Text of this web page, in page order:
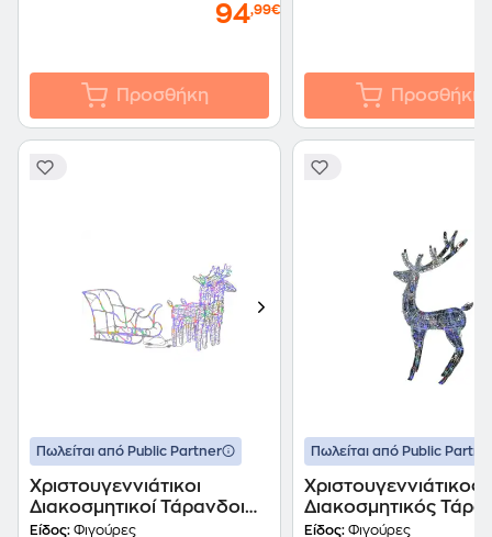
94,99€
Προσθήκη Προσθήκη
Πωλείται από Public Partner
Χριστουγεννιάτικοι
Διακοσμητικοί Τάρανδοι
με Έλκηθρο 160 Led
Είδος: Φιγούρες
Πωλείται από Public
Χριστουγεννιάτικος
Διακοσμητικός
από Ακρυλικό 250
Είδος: Φιγούρες